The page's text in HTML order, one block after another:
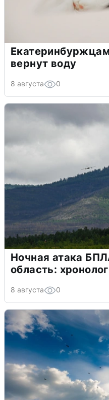
вернут воду
8 августа 0
Ночная атака
область:
8 августа 0